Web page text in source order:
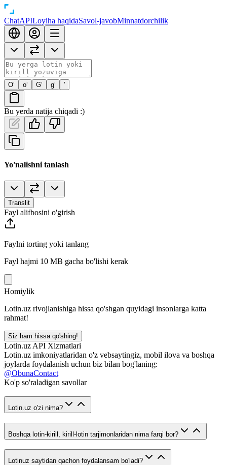
ChatAPILoyiha haqidaSavol-javobMinnatdorchilik
O‘ o‘ G‘ g‘ ’
Bu yerda natija chiqadi :)
Yo'nalishni tanlash
Translit
Fayl alifbosini o'girish
Faylni torting yoki tanlang
Fayl hajmi 10 MB gacha bo'lishi kerak
Homiylik
Lotin.uz rivojlanishiga hissa qo'shgan quyidagi insonlarga katta
rahmat!
Siz ham hissa qo'shing!
Lotin.uz API Xizmatlari
Lotin.uz imkoniyatlaridan o'z vebsaytingiz, mobil ilova va boshqa
joylarda foydalanish uchun biz bilan bog'laning:
@ObunaContact
Ko'p so'raladigan savollar
Lotin.uz o'zi nima?
Boshqa lotin-kirill, kirill-lotin tarjimonlaridan nima farqi bor?
Lotinuz saytidan qachon foydalansam bo'ladi?